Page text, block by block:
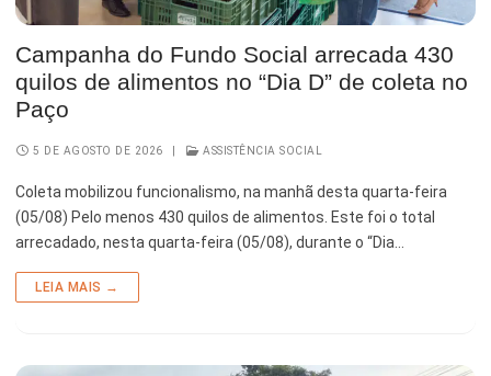
Finanças
Governo
Inclusão e Desenvolvimento Social
Meio Ambiente, Desenvolvimento Sustentável e Assuntos
Climáticos
Campanha do Fundo Social arrecada 430
quilos de alimentos no “Dia D” de coleta no
Paço
5 DE AGOSTO DE 2026 ASSISTÊNCIA SOCIAL
Coleta mobilizou funcionalismo, na manhã desta quarta-feira
(05/08) Pelo menos 430 quilos de alimentos. Este foi o total
arrecadado, nesta quarta-feira (05/08), durante o “Dia…
LEIA MAIS →